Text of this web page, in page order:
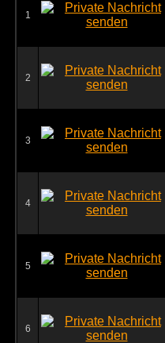
1
2
3
4
5
6